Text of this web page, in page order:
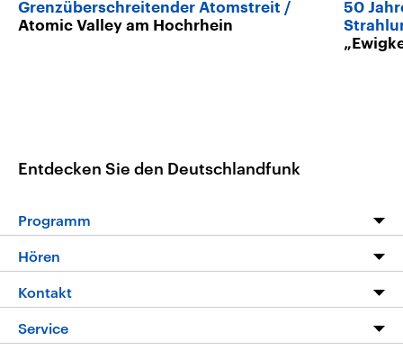
Grenzüberschreitender Atomstreit
Atomic Valley am Hochrhein
50
Entdecken Sie den Deutschlandfunk
Programm
Programm
Die Nachrichten
Nachrichtenleicht
Hören
Livestream
Podcasts
Kontakt
Hörerservice
Service